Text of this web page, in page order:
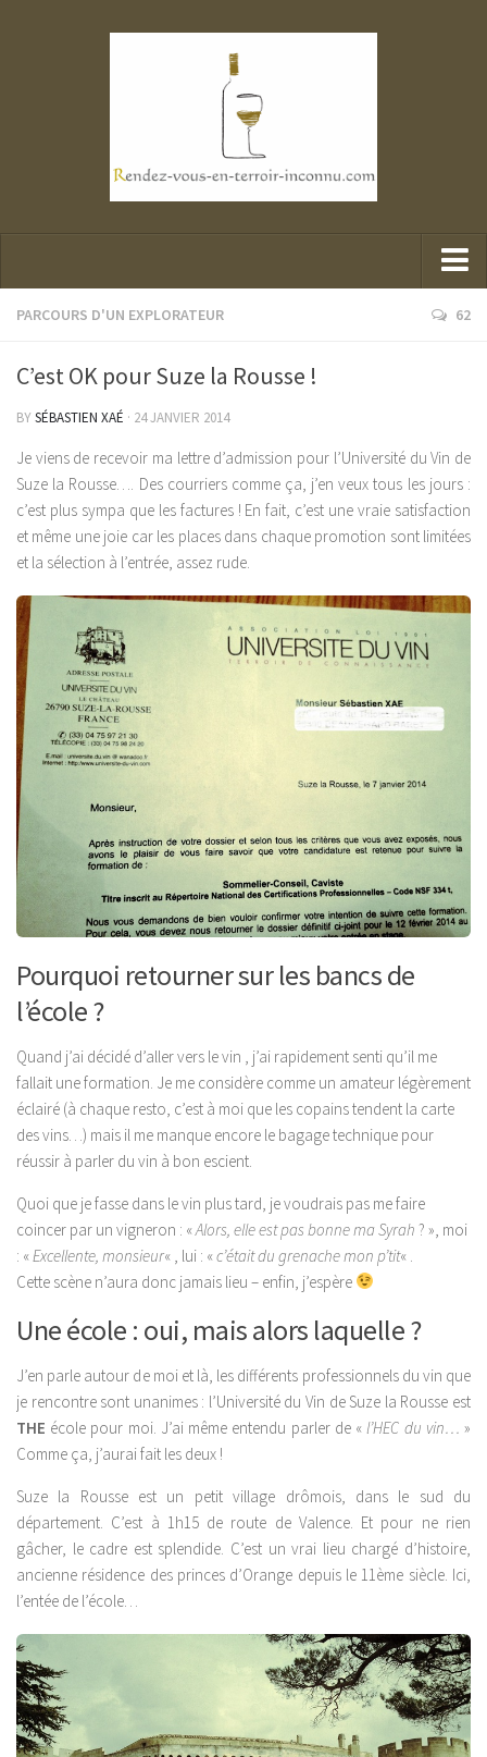
Parcours d’un explorateur
Mes dégustations
Presse et Vin
PARCOURS D'UN EXPLORATEUR 62
C’est OK pour Suze la Rousse !
BYSÉBASTIEN XAÉ · 24 JANVIER 2014
Je viens de recevoir ma lettre d’admission pour l’Université du Vin de
Suze la Rousse…. Des courriers comme ça, j’en veux tous les jours :
c’est plus sympa que les factures ! En fait, c’est une vraie satisfaction
et même une joie car les places dans chaque promotion sont limitées
et la sélection à l’entrée, assez rude.
Pourquoi retourner sur les bancs de
l’école ?
Quand j’ai décidé d’aller vers le vin , j’ai rapidement senti qu’il me
fallait une formation. Je me considère comme un amateur légèrement
éclairé (à chaque resto, c’est à moi que les copains tendent la carte
des vins…) mais il me manque encore le bagage technique pour
réussir à parler du vin à bon escient.
Quoi que je fasse dans le vin plus tard, je voudrais pas me faire
coincer par un vigneron : «Alors, elle est pas bonne ma Syrah ? », moi
: «Excellente, monsieur« , lui : «c’était du grenache mon p’tit« .
Cette scène n’aura donc jamais lieu – enfin, j’espère
Une école : oui, mais alors laquelle ?
J’en parle autour de moi et là, les différents professionnels du vin que
je rencontre sont unanimes : l’Université du Vin de Suze la Rousse est
THE école pour moi. J’ai même entendu parler de « l’HEC du vin… »
Comme ça, j’aurai fait les deux !
Suze la Rousse est un petit village drômois, dans le sud du
département. C’est à 1h15 de route de Valence. Et pour ne rien
gâcher, le cadre est splendide. C’est un vrai lieu chargé d’histoire,
ancienne résidence des princes d’Orange depuis le 11ème siècle. Ici,
l’entée de l’école…